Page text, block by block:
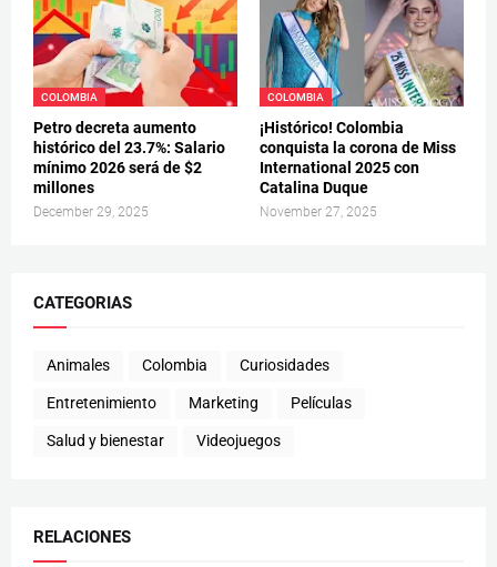
COLOMBIA
Petro decreta aumento
histórico del 23.7%: Salario
mínimo 2026 será de $2
millones
December 29, 2025
COLOMBIA
¡Histórico! Colombia
conquista la corona de Miss
International 2025 con
Catalina Duque
November 27, 2025
CATEGORIAS
Animales Colombia Curiosidades
Entretenimiento Marketing Películas
Salud y bienestar Videojuegos
RELACIONES